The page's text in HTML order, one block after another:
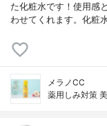
た化粧水です！使用感
わせてくれます。化粧
メラノCC
薬用しみ対策